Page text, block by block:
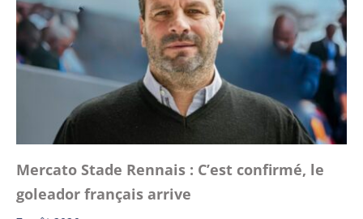
Mercato Stade Rennais : C’est confirmé, le
goleador français arrive